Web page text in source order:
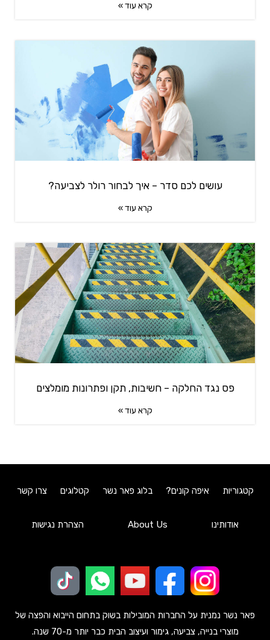
קרא עוד »
עושים לכם סדר – איך לבחור רולר לצביעה?
קרא עוד »
פס נגד החלקה – חשיבות, תקן ופתרונות מומלצים
קרא עוד »
קטגוריות איפה קונים? בלוג פאר נשר קטלוגים צרו קשר
אודותינו About Us הצהרת נגישות
פאר נשר נמנית על החברות המובילות בשוק בתחום הייבוא והפצה של
מוצרי בנייה, צביעה, גימור ועיצוב הבית כבר יותר מ-70 שנה.